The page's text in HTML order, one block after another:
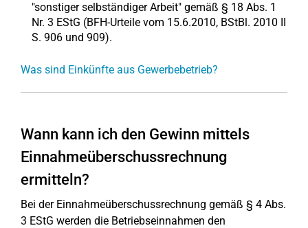
"sonstiger selbständiger Arbeit" gemäß § 18 Abs. 1
Nr. 3 EStG (BFH-Urteile vom 15.6.2010, BStBl. 2010 II
S. 906 und 909).
Was sind Einkünfte aus Gewerbebetrieb?
Wann kann ich den Gewinn mittels
Einnahmeüberschussrechnung
ermitteln?
Bei der Einnahmeüberschussrechnung gemäß § 4 Abs.
3 EStG werden die Betriebseinnahmen den